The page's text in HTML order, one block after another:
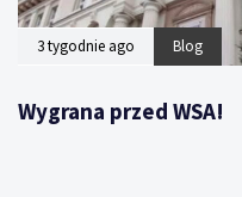
3 tygodnie ago Blog
Wygrana przed WSA!